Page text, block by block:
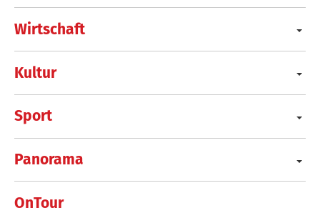
Wirtschaft
Kultur
Sport
Panorama
OnTour